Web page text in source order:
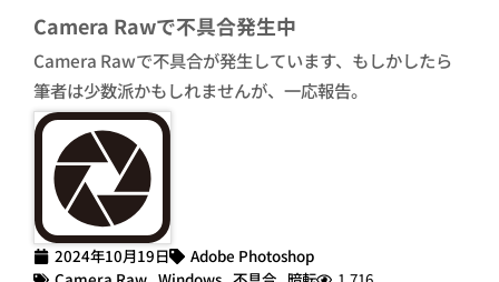
Camera Rawで不具合発生中
Camera Rawで不具合が発生しています、もしかしたら
筆者は少数派かもしれませんが、一応報告。
2024年10月19日
Adobe Photoshop